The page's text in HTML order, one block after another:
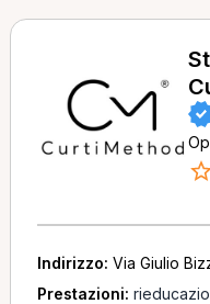
Indirizzo: Via Giulio
Prestazioni: